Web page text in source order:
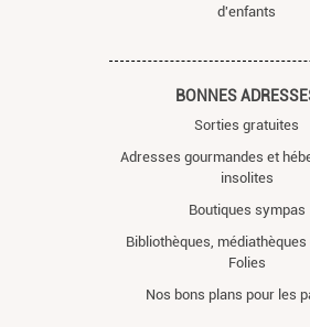
d'enfants
BONNES
Sorties gratuites
Adresses gourmandes et
insolites
Boutiques sympas
Bibliothèques,
Folies
Nos bons plans pour les